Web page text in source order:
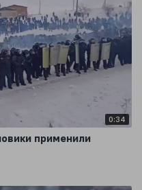
0:34
применили